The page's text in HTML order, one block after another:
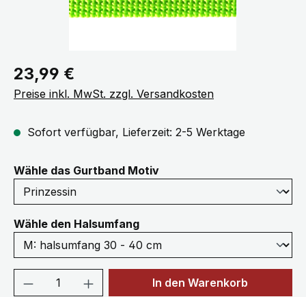
Regulärer Preis:
23,99 €
Preise inkl. MwSt. zzgl. Versandkosten
Sofort verfügbar, Lieferzeit: 2-5 Werktage
Wähle das Gurtband Motivauswählen
Wähle den Halsumfangauswählen
Produkt Anzahl: Gib denIn den Warenkorb